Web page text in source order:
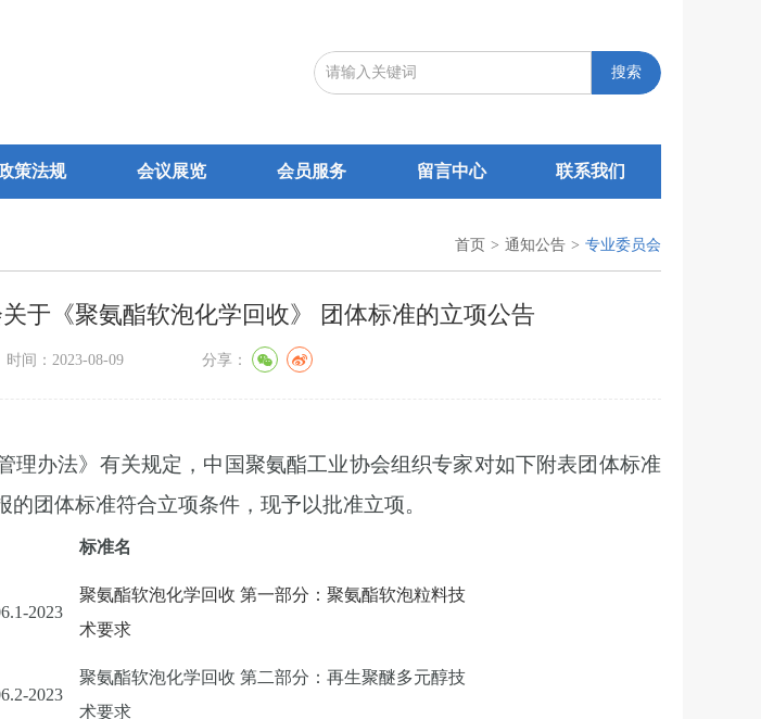
搜索
策法规 会议展览 会员服务 留言中心 联系我们
首页 > 通知公告 > 专业委员会
于《聚氨酯软泡化学回收》 团体标准的立项公告
时间：2023-08-09 分享：
理办法》有关规定，中国聚氨酯工业协会组织专家对如下附表团体标准
团体标准符合立项条件，现予以批准立项。
标准名
2023
聚氨酯软泡化学回收 第一部分：聚氨酯软泡粒料技
术要求
2023
聚氨酯软泡化学回收 第二部分：再生聚醚多元醇技
术要求